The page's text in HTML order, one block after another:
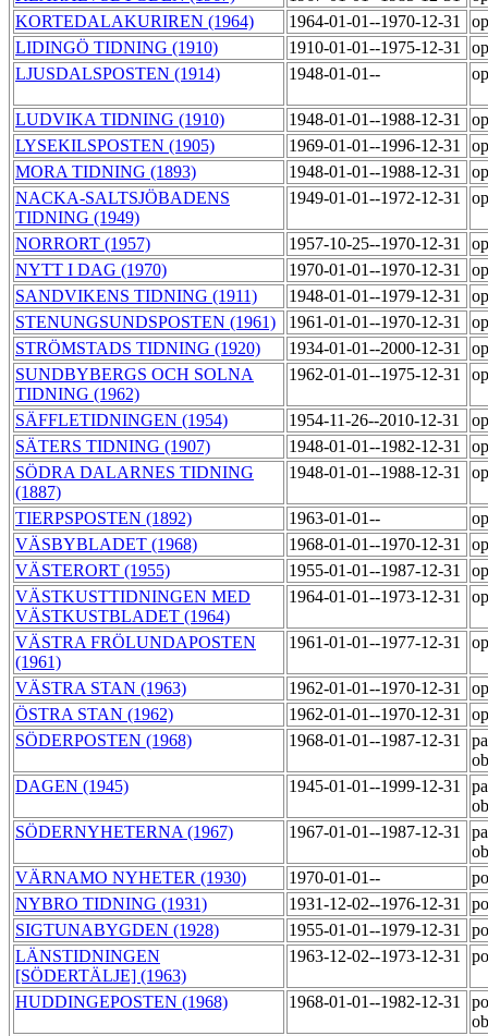
KORTEDALAKURIREN (1964)
1964-01-01--1970-12-31
LIDINGÖ TIDNING (1910)
1910-01-01--1975-12-31
LJUSDALSPOSTEN (1914)
1948-01-01--
LUDVIKA TIDNING (1910) 1948-01-01--1988-12-31
LYSEKILSPOSTEN (1905)
1969-01-01--1996-12-31
MORA TIDNING (1893)
1948-01-01--1988-12-31
NACKA-SALTSJÖBADENS
TIDNING (1949)
1949-01-01--1972-12-31
NORRORT (1957) 1957-10-25--1970-12-31
NYTT I DAG (1970)
1970-01-01--1970-12-31
SANDVIKENS TIDNING (1911)
1948-01-01--1979-12-31
STENUNGSUNDSPOSTEN (1961)
1961-01-01--1970-12-31
STRÖMSTADS TIDNING (1920)
1934-01-01--2000-12-31
SUNDBYBERGS OCH SOLNA
TIDNING (1962)
1962-01-01--1975-12-31
SÄFFLETIDNINGEN (1954) 1954-11-26--2010-12-31
SÄTERS TIDNING (1907)
1948-01-01--1982-12-31
SÖDRA DALARNES TIDNING
(1887)
1948-01-01--1988-12-31
TIERPSPOSTEN (1892) 1963-01-01--
VÄSBYBLADET (1968)
1968-01-01--1970-12-31
VÄSTERORT (1955)
1955-01-01--1987-12-31
VÄSTKUSTTIDNINGEN MED
VÄSTKUSTBLADET (1964)
1964-01-01--1973-12-31
VÄSTRA FRÖLUNDAPOSTEN
(1961)
1961-01-01--1977-12-31
VÄSTRA STAN (1963) 1962-01-01--1970-12-31
ÖSTRA STAN (1962)
1962-01-01--1970-12-31
SÖDERPOSTEN (1968)
1968-01-01--1987-12-31
DAGEN (1945)
1945-01-01--1999-12-31
SÖDERNYHETERNA (1967)
1967-01-01--1987-12-31
VÄRNAMO NYHETER (1930)
1970-01-01--
NYBRO TIDNING (1931)
1931-12-02--1976-12-31
SIGTUNABYGDEN (1928)
1955-01-01--1979-12-31
LÄNSTIDNINGEN
[SÖDERTÄLJE] (1963)
1963-12-02--1973-12-31
HUDDINGEPOSTEN (1968) 1968-01-01--1982-12-31